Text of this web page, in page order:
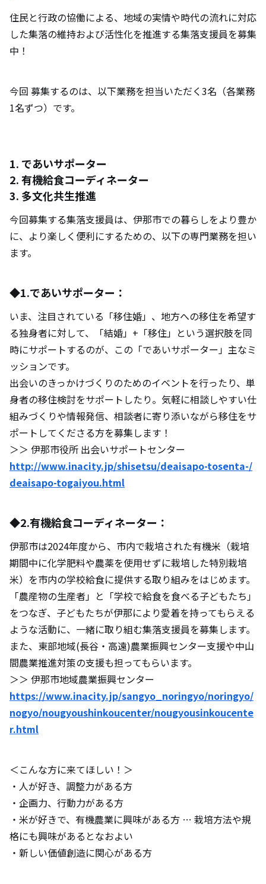
住民と行政の協働による、地域の実情や時代の流れに対応
した集落の維持および活性化を推進する集落支援員を募集
中！
今回 募集するのは、以下業務を担当いただく3名（各業務
1名ずつ）です。
1. であいサポーター
2. 有機給食コーディネーター
3. 多文化共生推進
今回募集する集落支援員は、伊那市での暮らしをより豊か
に、より楽しく便利にするための、以下の専門業務を担い
ます。
◆1.であいサポーター：
いま、注目されている「移住婚」、地方への移住を希望す
る独身者に対して、「結婚」+「移住」という選択肢を同
時にサポートするのが、この「であいサポーター」主なミ
ッションです。
出会いのきっかけづくりのためのイベントを行ったり、単
身者の移住検討をサポートしたり。気軽に相談しやすい仕
組みづくりや情報発信、相談者に寄り添いながら移住をサ
ポートしてくださる方を募集します！
＞＞ 伊那市役所 出会いサポートセンター
http://www.inacity.jp/shisetsu/deaisapo-tosenta-/
deaisapo-togaiyou.html
◆2.有機給食コーディネーター：
伊那市は2024年度から、市内で栽培された有機米（栽培
期間中に化学肥料や農薬を使用せずに栽培した特別栽培
米）を市内の学校給食に提供する取り組みをはじめます。
「農産物の生産者」と「学校で給食を食べる子どもたち」
をつなぎ、子どもたちが伊那により愛着を持ってもらえる
ような活動に、一緒に取り組む集落支援員を募集します。
また、東部地域(長谷・高遠)農業振興センター支援や中山
間農業推進対策の支援も担ってもらいます。
＞＞ 伊那市地域農業振興センター
https://www.inacity.jp/sangyo_noringyo/noringyo/
nogyo/nougyoushinkoucenter/nougyousinkoucente
r.html
＜こんな方に来てほしい！＞
・人が好き、調整力がある方
・企画力、行動力がある方
・米が好きで、有機農業に興味がある方 … 栽培方法や規
格にも興味があるとなおよい
・新しい価値創造に関心がある方